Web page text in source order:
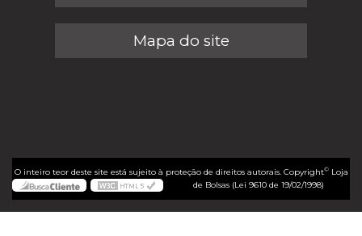
Mapa do site
O inteiro teor deste site está sujeito à proteção de direitos autorais. Copyright©Loja
de Bolsas (Lei 9610 de 19/02/1998)